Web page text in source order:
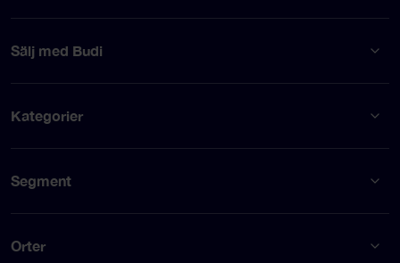
Sälj med Budi
Kategorier
Segment
Orter